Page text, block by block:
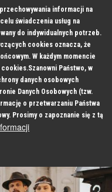
informacji na
świadczenia usług na
do indywidualnych potrzeb.
cookies oznacza, że
W każdym momencie
Państwo, w
danych osobowych
Danych Osobowych (tzw.
o przetwarzaniu Państwa
Prosimy o zapoznanie się z tą